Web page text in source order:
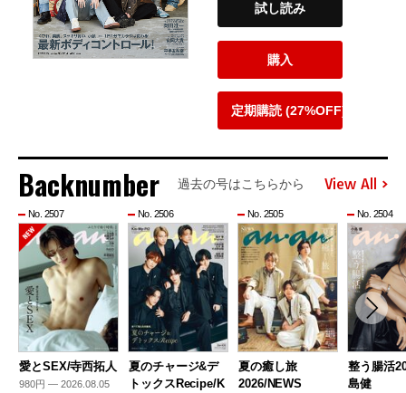
試し読み
購入
定期購読 (27%OFF)
Backnumber 過去の号はこちらから View All
No. 2507
愛とSEX/寺西拓人
980円 — 2026.08.05
No. 2506
夏のチャージ&デ
トックスRecipe/K
No. 2505
夏の癒し旅
2026/NEWS
No. 2504
整う腸活
島健